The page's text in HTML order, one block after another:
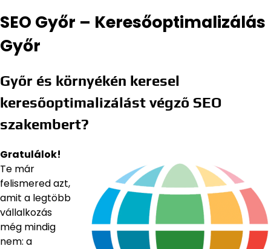
SEO Győr – Keresőoptimalizálás
Győr
Győr és környékén keresel
keresőoptimalizálást végző SEO
szakembert?
Gratulálok!
Te már
felismered azt,
amit a legtöbb
vállalkozás
még mindig
nem: a